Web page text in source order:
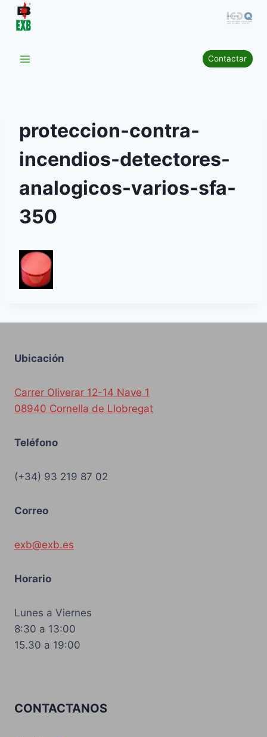
Saltar
Contactar
proteccion-contra-
incendios-detectores-
analogicos-varios-sfa-
350
Ubicación
Carrer Oliverar 12-14 Nave 1
08940 Cornella de Llobregat
Teléfono
(+34) 93 219 87 02
Correo
exb@exb.es
Horario
Lunes a Viernes
8:30 a 13:00
15.30 a 19:00
CONTACTANOS